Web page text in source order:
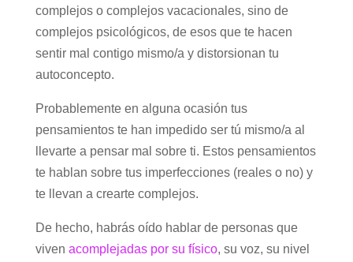
complejos o complejos vacacionales, sino de
complejos psicológicos, de esos que te hacen
sentir mal contigo mismo/a y distorsionan tu
autoconcepto.
Probablemente en alguna ocasión tus
pensamientos te han impedido ser tú mismo/a al
llevarte a pensar mal sobre ti. Estos pensamientos
te hablan sobre tus imperfecciones (reales o no) y
te llevan a crearte complejos.
De hecho, habrás oído hablar de personas que
viven acomplejadas por su físico, su voz, su nivel